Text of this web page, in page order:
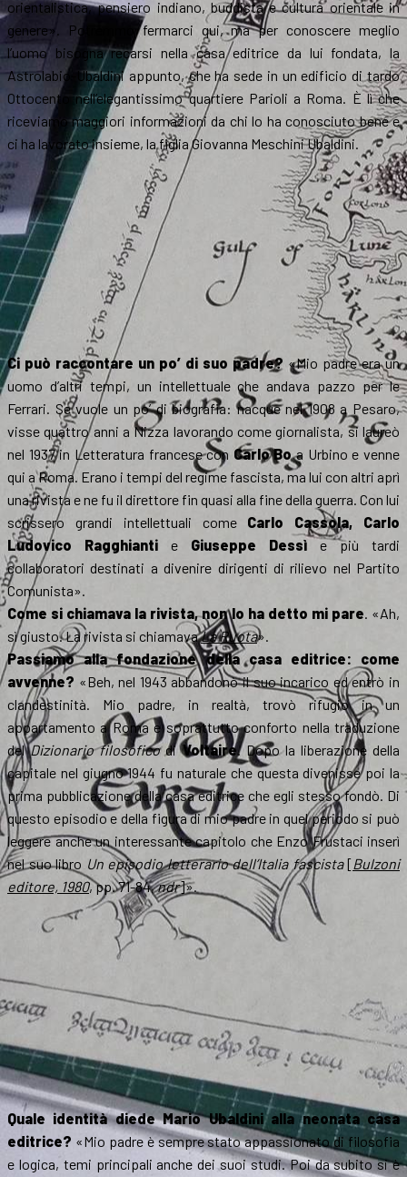
orientalistica, pensiero indiano, buddista e cultura orientale in
genere». Potremmo fermarci qui, ma per conoscere meglio
l’uomo bisogna recarsi nella casa editrice da lui fondata, la
Astrolabio-Ubaldini appunto, che ha sede in un edificio di tardo
Ottocento nell’elegantissimo quartiere Parioli a Roma. È lì che
riceviamo maggiori informazioni da chi lo ha conosciuto bene e
ci ha lavorato insieme, la figlia Giovanna Meschini Ubaldini.
Ci può raccontare un po’ di suo padre? «Mio padre era un
uomo d’altri tempi, un intellettuale che andava pazzo per le
Ferrari. Se vuole un po’ di biografia: nacque nel 1908 a Pesaro,
visse quattro anni a Nizza lavorando come giornalista, si laureò
nel 1937 in Letteratura francese con Carlo Boa Urbino e venne
qui a Roma. Erano i tempi del regime fascista, ma lui con altri aprì
una rivista e ne fu il direttore fin quasi alla fine della guerra. Con lui
scrissero grandi intellettuali come Carlo Cassola, Carlo
Ludovico Ragghianti e Giuseppe Dessì e più tardi
collaboratori destinati a divenire dirigenti di rilievo nel Partito
Comunista».
Come si chiamava la rivista, non lo ha detto mi pare. «Ah,
sì giusto. La rivista si chiamavaLa Ruota».
Passiamo alla fondazione della casa editrice: come
avvenne? «Beh, nel 1943 abbandonò il suo incarico ed entrò in
clandestinità. Mio padre, in realtà, trovò rifugio in un
appartamento a Roma e soprattutto conforto nella traduzione
delDizionario filosoficodiVoltaire. Dopo la liberazione della
capitale nel giugno 1944 fu naturale che questa divenisse poi la
prima pubblicazione della casa editrice che egli stesso fondò. Di
questo episodio e della figura di mio padre in quel periodo si può
leggere anche un interessante capitolo che Enzo Frustaci inserì
nel suo libro Un episodio letterario dell’Italia fascista[Bulzoni
editore, 1980, pp. 71-84,ndr]».
Quale identità diede Mario Ubaldini alla neonata casa
editrice? «Mio padre è sempre stato appassionato di filosofia
e logica, temi principali anche dei suoi studi. Poi da subito si è